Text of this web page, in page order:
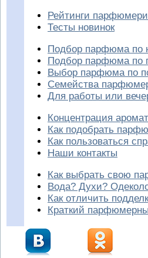
Рейтинги
Тесты новинок
Подбор парфюма по
Подбор парфюма по
Выбор парфюма по
Семейства
Для работы или
Концентрация
Как подобрать
Как пользоваться
Наши контакты
Как выбрать свою
Вода? Духи?
Как отличить
Краткий